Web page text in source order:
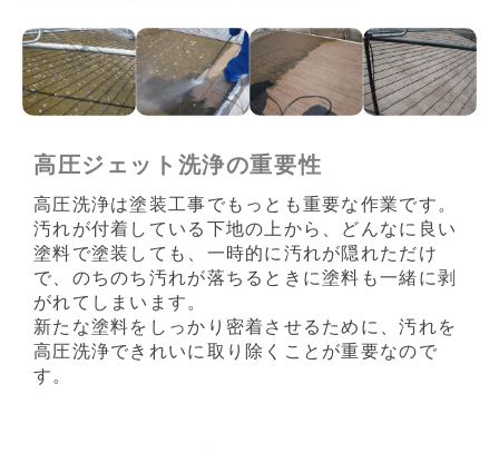
高圧ジェット洗浄の重要性
高圧洗浄は塗装工事でもっとも重要な作業です。
汚れが付着している下地の上から、どんなに良い
塗料で塗装しても、一時的に汚れが隠れただけ
で、のちのち汚れが落ちるときに塗料も一緒に剥
がれてしまいます。
新たな塗料をしっかり密着させるために、汚れを
高圧洗浄できれいに取り除くことが重要なので
す。